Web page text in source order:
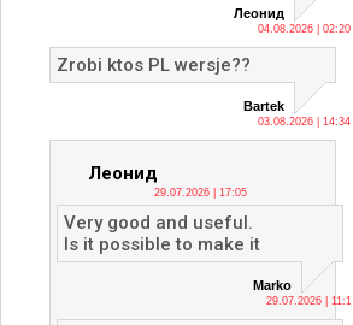
Леонид
04.08.2026 | 02:20
Zrobi ktos PL wersje??
Bartek
03.08.2026 | 14:34
Леонид
29.07.2026 | 17:05
Very good and useful.
Is it possible to make it
Marko
29.07.2026 | 11:13